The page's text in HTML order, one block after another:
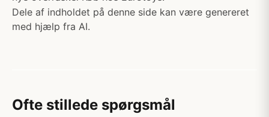
Dele af indholdet på denne side kan være genereret
med hjælp fra AI.
Ofte stillede spørgsmål